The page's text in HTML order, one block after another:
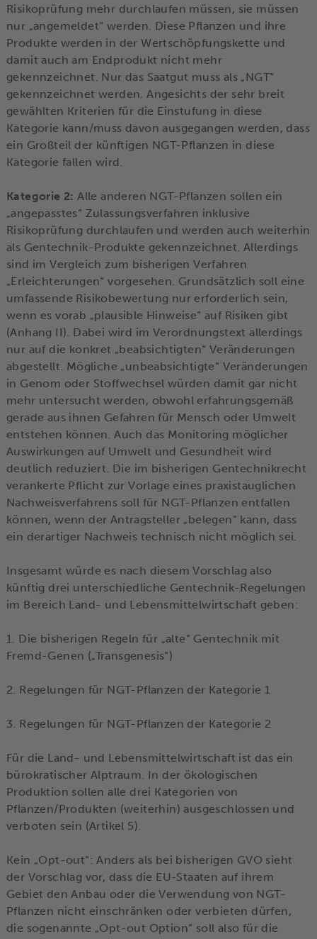
Risikoprüfung mehr durchlaufen müssen, sie müssen
nur „angemeldet“ werden. Diese Pflanzen und ihre
Produkte werden in der Wertschöpfungskette und
damit auch am Endprodukt nicht mehr
gekennzeichnet. Nur das Saatgut muss als „NGT“
gekennzeichnet werden. Angesichts der sehr breit
gewählten Kriterien für die Einstufung in diese
Kategorie kann/muss davon ausgegangen werden, dass
ein Großteil der künftigen NGT-Pflanzen in diese
Kategorie fallen wird.
Kategorie 2: Alle anderen NGT-Pflanzen sollen ein
„angepasstes“ Zulassungsverfahren inklusive
Risikoprüfung durchlaufen und werden auch weiterhin
als Gentechnik-Produkte gekennzeichnet. Allerdings
sind im Vergleich zum bisherigen Verfahren
„Erleichterungen“ vorgesehen. Grundsätzlich soll eine
umfassende Risikobewertung nur erforderlich sein,
wenn es vorab „plausible Hinweise“ auf Risiken gibt
(Anhang II). Dabei wird im Verordnungstext allerdings
nur auf die konkret „beabsichtigten“ Veränderungen
abgestellt. Mögliche „unbeabsichtigte“ Veränderungen
in Genom oder Stoffwechsel würden damit gar nicht
mehr untersucht werden, obwohl erfahrungsgemäß
gerade aus ihnen Gefahren für Mensch oder Umwelt
entstehen können. Auch das Monitoring möglicher
Auswirkungen auf Umwelt und Gesundheit wird
deutlich reduziert. Die im bisherigen Gentechnikrecht
verankerte Pflicht zur Vorlage eines praxistauglichen
Nachweisverfahrens soll für NGT-Pflanzen entfallen
können, wenn der Antragsteller „belegen“ kann, dass
ein derartiger Nachweis technisch nicht möglich sei.
Insgesamt würde es nach diesem Vorschlag also
künftig drei unterschiedliche Gentechnik-Regelungen
im Bereich Land- und Lebensmittelwirtschaft geben:
1. Die bisherigen Regeln für „alte“ Gentechnik mit
Fremd-Genen („Transgenesis“)
2. Regelungen für NGT-Pflanzen der Kategorie 1
3. Regelungen für NGT-Pflanzen der Kategorie 2
Für die Land- und Lebensmittelwirtschaft ist das ein
bürokratischer Alptraum. In der ökologischen
Produktion sollen alle drei Kategorien von
Pflanzen/Produkten (weiterhin) ausgeschlossen und
verboten sein (Artikel 5).
Kein „Opt-out“: Anders als bei bisherigen GVO sieht
der Vorschlag vor, dass die EU-Staaten auf ihrem
Gebiet den Anbau oder die Verwendung von NGT-
Pflanzen nicht einschränken oder verbieten dürfen,
die sogenannte „Opt-out Option“ soll also für die